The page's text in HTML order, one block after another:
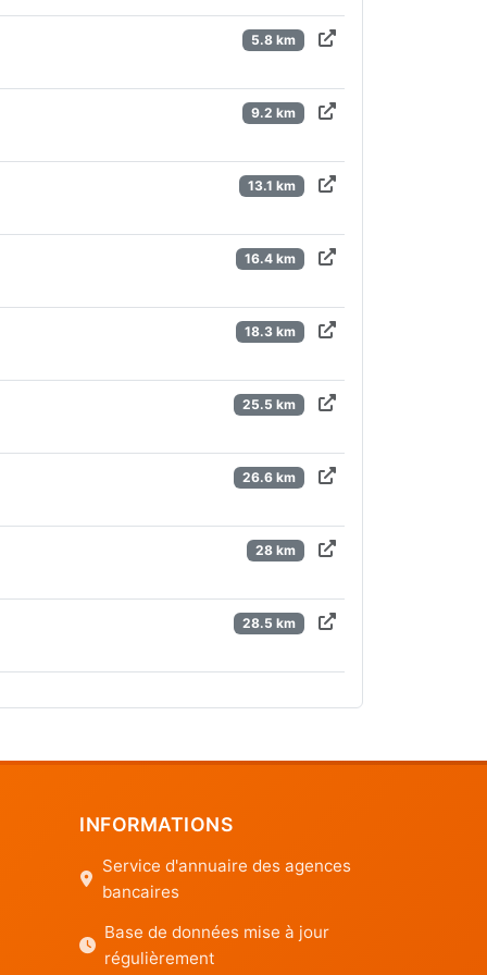
5.8 km
9.2 km
13.1 km
16.4 km
18.3 km
25.5 km
26.6 km
28 km
28.5 km
INFORMATIONS
Service d'annuaire des agences
bancaires
Base de données mise à jour
régulièrement